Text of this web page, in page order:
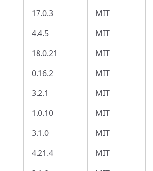
17.0.3
MIT
4.4.5
MIT
18.0.21
MIT
0.16.2
MIT
3.2.1 MIT
1.0.10
MIT
3.1.0 MIT
4.21.4 MIT